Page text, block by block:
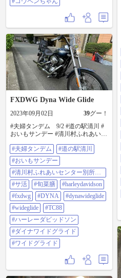
FXDWG Dyna Wide Glide
2023年09月02日 39グー！
#夫婦タンデム 9/2 #道の駅清川 #
おいもサンデー #清川村ふれあいセ
#harleydavidson #fxdwg #dyna
#dynawideglide #wideglide #tc88 #ハ
ーレーダビッドソン #ダイナワイド
グライド #ワイドグライド
#夫婦タンデム
#道の駅清川
#おいもサンデー
#清川村ふれあいセンター別所の
湯
#サ活 #旬菜膳
#harleydavidson
#fxdwg
#DYNA
#dynawideglide
#wideglide
#TC88
#ハーレーダビッドソン
#ダイナワイドグライド
#ワイドグライド